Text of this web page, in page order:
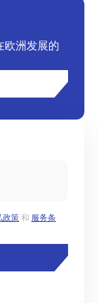
欧洲发展的
政策 和 服务条